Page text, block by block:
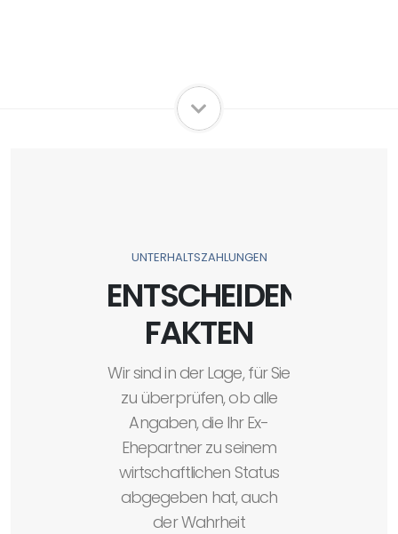
UNTERHALTSZAHLUNGEN
ENTSCHEIDENDE
FAKTEN
Wir sind in der Lage, für Sie
zu überprüfen, ob alle
Angaben, die Ihr Ex-
Ehepartner zu seinem
wirtschaftlichen Status
abgegeben hat, auch
der Wahrheit